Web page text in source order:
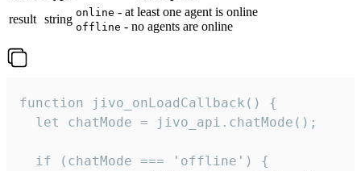
result string online - at least one agent is online
offline - no agents are online
function jivo_onLoadCallback() {
  let chatMode = jivo_api.chatMode();
  if (chatMode === 'offline') {